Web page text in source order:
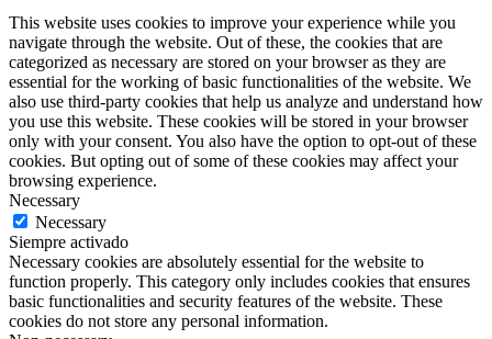
This website uses cookies to improve your experience while you
navigate through the website. Out of these, the cookies that are
categorized as necessary are stored on your browser as they are
essential for the working of basic functionalities of the website. We
also use third-party cookies that help us analyze and understand how
you use this website. These cookies will be stored in your browser
only with your consent. You also have the option to opt-out of these
cookies. But opting out of some of these cookies may affect your
browsing experience.
Necessary
Necessary
Siempre activado
Necessary cookies are absolutely essential for the website to
function properly. This category only includes cookies that ensures
basic functionalities and security features of the website. These
cookies do not store any personal information.